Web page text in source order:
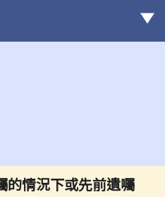
的情況下或先前遺囑